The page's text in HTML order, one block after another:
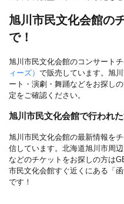
旭川市民文化会館の
で！
旭川市民文化会館のコンサートチ
ィーズ） で販売しています。旭
ート・演劇・舞踊などをお探し
定をご確認ください。
旭川市民文化会館で行われ
旭川市民文化会館の最新情報を
信しています。北海道旭川市周
などのチケットをお探しの方は
市民文化会館すぐ近くにある「
です！